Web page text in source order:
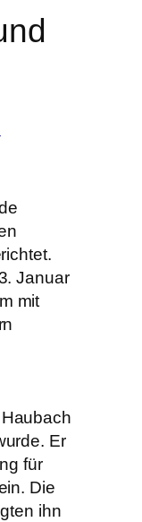
Januar
mit
Er
für
Die
ihn